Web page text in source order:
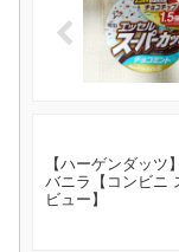
【ハーゲンダッツ
バニラ【コンビニ
ビュー】